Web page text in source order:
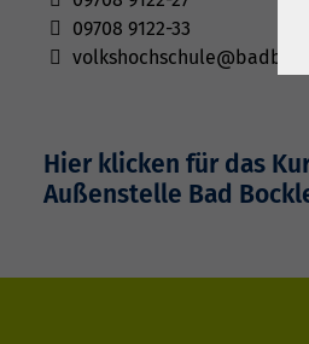
09708 9122-33
Hier klicken für das
Außenstelle Bad